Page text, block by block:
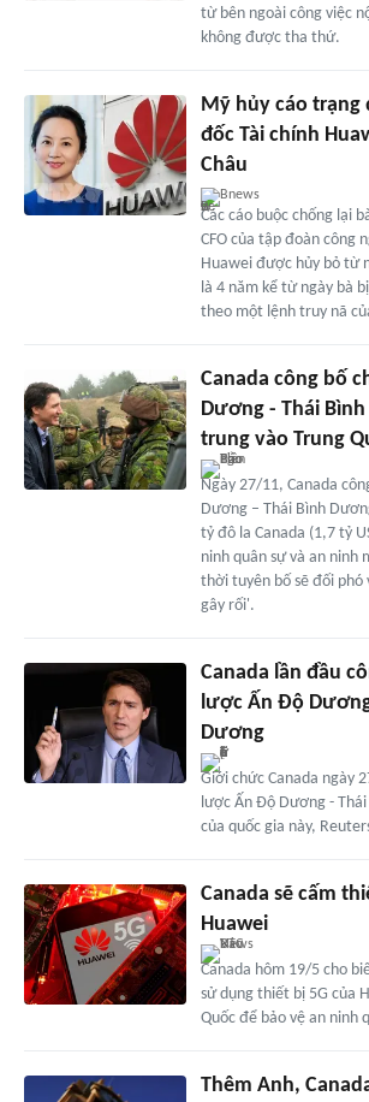
từ bên ngoài công việc
không được tha thứ.
Mỹ hủy cáo trạng
đốc Tài chính
Châu
Bnews
Các cáo buộc chống lại
CFO của tập đoàn công
Huawei được hủy bỏ từ
là 4 năm kể từ ngày bà
theo một lệnh truy nã
Canada công bố
Dương - Thái
trung vào Trung
Ngày 27/11, Canada
Dương – Thái Bình
tỷ đô la Canada (1,7 tỷ
ninh quân sự và an ninh
thời tuyên bố sẽ đối phó
gây rối'.
Canada lần đầu
lược Ấn Độ
Dương
Giới chức Canada ngày
lược Ấn Độ Dương -
của quốc gia này,
Canada sẽ cấm
Huawei
Canada hôm 19/5 cho
sử dụng thiết bị 5G của
Quốc để bảo vệ an ninh
Thêm Anh,